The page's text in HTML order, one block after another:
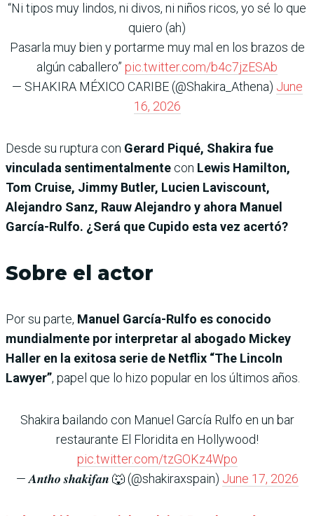
“Ni tipos muy lindos, ni divos, ni niños ricos, yo sé lo que
quiero (ah)
Pasarla muy bien y portarme muy mal en los brazos de
algún caballero” pic.twitter.com/b4c7jzESAb
— SHAKIRA MÉXICO CARIBE (@Shakira_Athena) June
16, 2026
Desde su ruptura con Gerard Piqué, Shakira fue
vinculada sentimentalmente con Lewis Hamilton,
Tom Cruise, Jimmy Butler, Lucien Laviscount,
Alejandro Sanz, Rauw Alejandro y ahora Manuel
García-Rulfo. ¿Será que Cupido esta vez acertó?
Sobre el actor
Por su parte, Manuel García-Rulfo es conocido
mundialmente por interpretar al abogado Mickey
Haller en la exitosa serie de Netflix “The Lincoln
Lawyer”, papel que lo hizo popular en los últimos años.
Shakira bailando con Manuel García Rulfo en un bar
restaurante El Floridita en Hollywood!
pic.twitter.com/tzGOKz4Wpo
— 𝑨𝒏𝒕𝒉𝒐 𝒔𝒉𝒂𝒌𝒊𝒇𝒂𝒏 🐺 (@shakiraxspain) June 17, 2026